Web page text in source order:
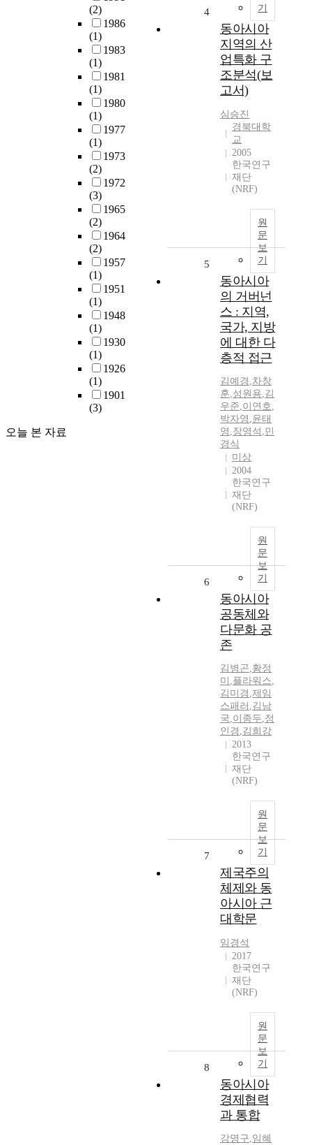
(2)
1986
(1)
1983
(1)
1981
(1)
1980
(1)
1977
(1)
1973
(2)
1972
(3)
1965
(2)
1964
(2)
1957
(1)
1951
(1)
1948
(1)
1930
(1)
1926
(1)
1901
(3)
오늘 본 자료
기
4
동아시아
지역의 산
업특화 구
조분석(보
고서)
심승진
경북대학
교
2005
한국연구
재단
(NRF)
원
문
보
기
5
동아시아
의 거버넌
스 : 지역,
국가, 지방
에 대한 다
층적 접근
김예경 ,차창
훈,성원용,김
우준,이연호,
박자영 ,윤태
영 ,장영석 ,민
경식
미상
2004
한국연구
재단
(NRF)
원
문
보
기
6
동아시아
공동체와
다문화 공
존
김병곤,황정
미 ,플라워스,
김미경 ,제임
스패러 ,김남
국,이종두,정
인경 ,김희강
2013
한국연구
재단
(NRF)
원
문
보
기
7
제국주의
체제와 동
아시아 근
대학문
임경석
2017
한국연구
재단
(NRF)
원
문
보
기
8
동아시아
경제협력
과 통합
강명구,임혜